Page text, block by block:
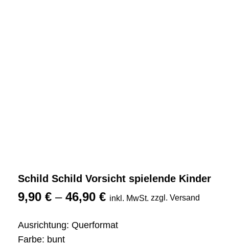
Schild Schild Vorsicht spielende Kinder
9,90 € – 46,90 € inkl. MwSt. zzgl. Versand
Ausrichtung: Querformat
Farbe: bunt